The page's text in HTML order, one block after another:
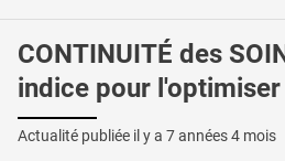
CONTINUITÉ des
indice pour l'optimiser
Actualité publiée il y a 7 années 4 mois